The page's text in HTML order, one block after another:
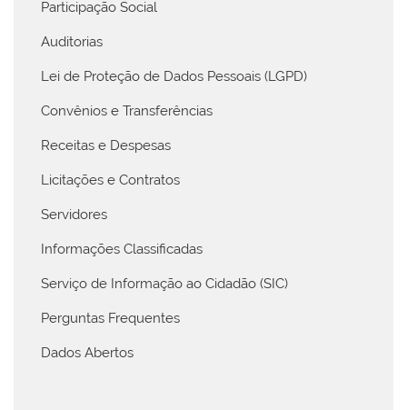
Participação Social
Auditorias
Lei de Proteção de Dados Pessoais (LGPD)
Convênios e Transferências
Receitas e Despesas
Licitações e Contratos
Servidores
Informações Classificadas
Serviço de Informação ao Cidadão (SIC)
Perguntas Frequentes
Dados Abertos